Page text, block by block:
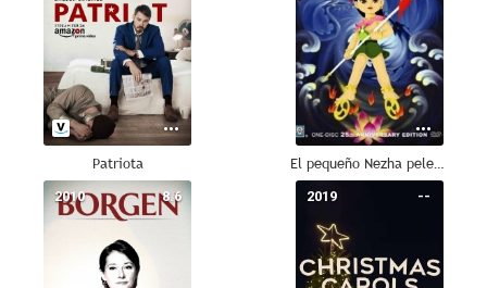
Patriota El pequeño Nezha pelea contra los grandes reyes de los dragones
8.6
2010 --
2019